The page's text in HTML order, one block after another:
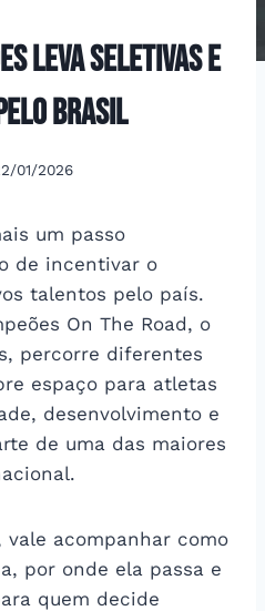
leva seletivas e
Brasil
01/2026
um passo
de incentivar o
talentos pelo país.
On The Road, o
percorre diferentes
espaço para atletas
desenvolvimento e
de uma das maiores
vale acompanhar como
por onde ela passa e
quem decide